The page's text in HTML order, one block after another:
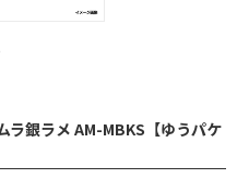
ラ銀ラメ AM-MBKS【ゆうパケ